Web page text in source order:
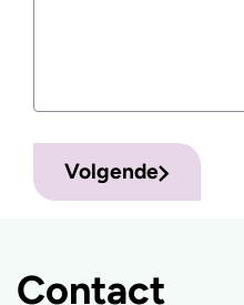
Volgende
Contact